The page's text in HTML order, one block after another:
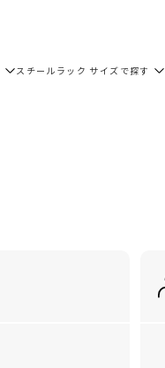
スチールラック サイズで探す